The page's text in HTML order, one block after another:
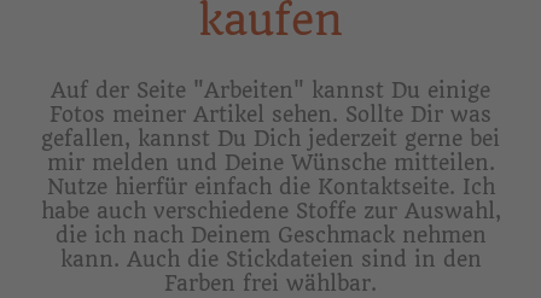
kaufen
Auf der Seite "Arbeiten" kannst Du einige
Fotos meiner Artikel sehen. Sollte Dir was
gefallen, kannst Du Dich jederzeit gerne bei
mir melden und Deine Wünsche mitteilen.
Nutze hierfür einfach die Kontaktseite. Ich
habe auch verschiedene Stoffe zur Auswahl,
die ich nach Deinem Geschmack nehmen
kann. Auch die Stickdateien sind in den
Farben frei wählbar.